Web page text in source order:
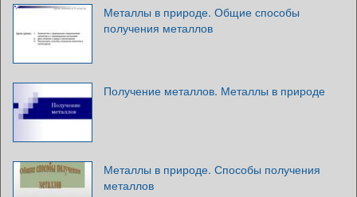
Металлы в природе. Общие способы
получения металлов
Получение металлов. Металлы в природе
Металлы в природе. Способы получения
металлов